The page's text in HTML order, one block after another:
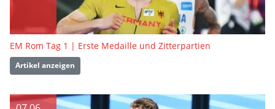
EM Rom Tag 1 | Erste Medaille und Zitterpartien
Artikel anzeigen